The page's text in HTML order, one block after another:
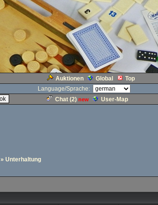
Auktionen Global Top
Language/Sprache:
Chat (2) new User-Map
» Unterhaltung